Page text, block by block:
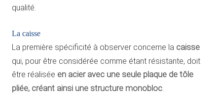
qualité.
La caisse
La première spécificité à observer concerne la caisse
qui, pour être considérée comme étant résistante, doit
être réalisée en acier avec une seule plaque de tôle
pliée, créant ainsi une structure monobloc.